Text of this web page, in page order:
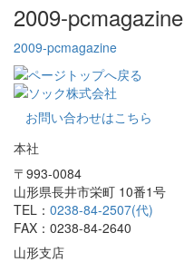
2009-pcmagazine
2009-pcmagazine
お問い合わせはこちら
本社
〒993-0084
山形県長井市栄町 10番1号
TEL： 0238-84-2507(代)
FAX：0238-84-2640
山形支店